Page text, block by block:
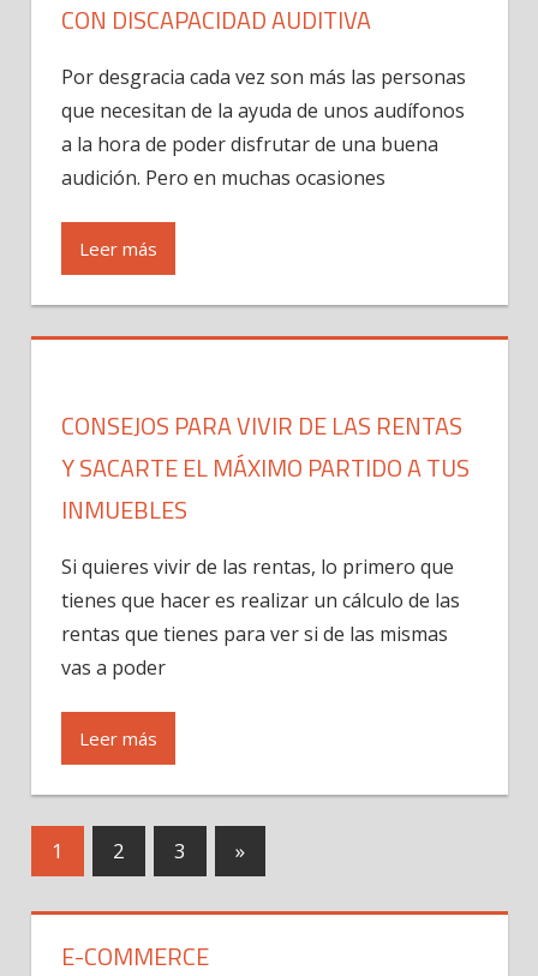
CON DISCAPACIDAD AUDITIVA
Por desgracia cada vez son más las personas
que necesitan de la ayuda de unos audífonos
a la hora de poder disfrutar de una buena
audición. Pero en muchas ocasiones
Leer más
CONSEJOS PARA VIVIR DE LAS RENTAS
Y SACARTE EL MÁXIMO PARTIDO A TUS
INMUEBLES
Si quieres vivir de las rentas, lo primero que
tienes que hacer es realizar un cálculo de las
rentas que tienes para ver si de las mismas
vas a poder
Leer más
Navegación
1 2 3
Next
Posts
»
E-COMMERCE